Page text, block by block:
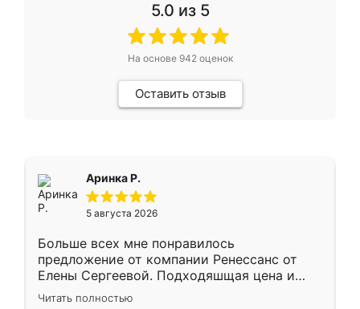
5.0 из 5
На основе 942оценок
Оставить отзыв
Аринка Р.
5 августа 2026
Больше всех мне понравилось
предложение от компании Ренессанс от
Елены Сергеевой. Подходяшщая цена и
короткие сроки изготовления. Приехавший
Читать полностью